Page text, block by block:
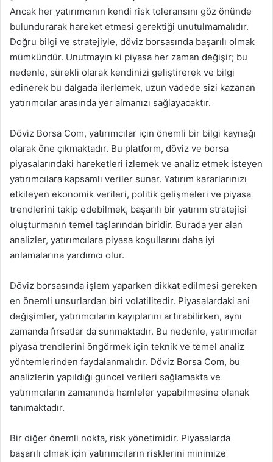
Ancak her yatırımcının kendi risk toleransını göz önünde
bulundurarak hareket etmesi gerektiği unutulmamalıdır.
Doğru bilgi ve stratejiyle, döviz borsasında başarılı olmak
mümkündür. Unutmayın ki piyasa her zaman değişir; bu
nedenle, sürekli olarak kendinizi geliştirerek ve bilgi
edinerek bu dalgada ilerlemek, uzun vadede sizi kazanan
yatırımcılar arasında yer almanızı sağlayacaktır.
Döviz Borsa Com, yatırımcılar için önemli bir bilgi kaynağı
olarak öne çıkmaktadır. Bu platform, döviz ve borsa
piyasalarındaki hareketleri izlemek ve analiz etmek isteyen
yatırımcılara kapsamlı veriler sunar. Yatırım kararlarınızı
etkileyen ekonomik verileri, politik gelişmeleri ve piyasa
trendlerini takip edebilmek, başarılı bir yatırım stratejisi
oluşturmanın temel taşlarından biridir. Burada yer alan
analizler, yatırımcılara piyasa koşullarını daha iyi
anlamalarına yardımcı olur.
Döviz borsasında işlem yaparken dikkat edilmesi gereken
en önemli unsurlardan biri volatilitedir. Piyasalardaki ani
değişimler, yatırımcıların kayıplarını artırabilirken, aynı
zamanda fırsatlar da sunmaktadır. Bu nedenle, yatırımcılar
piyasa trendlerini öngörmek için teknik ve temel analiz
yöntemlerinden faydalanmalıdır. Döviz Borsa Com, bu
analizlerin yapıldığı güncel verileri sağlamakta ve
yatırımcıların zamanında hamleler yapabilmesine olanak
tanımaktadır.
Bir diğer önemli nokta, risk yönetimidir. Piyasalarda
başarılı olmak için yatırımcıların risklerini minimize